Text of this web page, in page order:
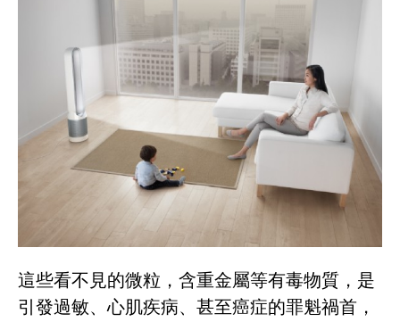
這些看不見的微粒，含重金屬等有毒物質，是
引發過敏、心肌疾病、甚至癌症的罪魁禍首，